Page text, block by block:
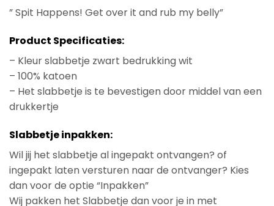
” Spit Happens! Get over it and rub my belly”
Product Specificaties:
– Kleur slabbetje zwart bedrukking wit
– 100% katoen
– Het slabbetje is te bevestigen door middel van een
drukkertje
Slabbetje inpakken:
Wil jij het slabbetje al ingepakt ontvangen? of
ingepakt laten versturen naar de ontvanger? Kies
dan voor de optie “Inpakken”
Wij pakken het Slabbetje dan voor je in met